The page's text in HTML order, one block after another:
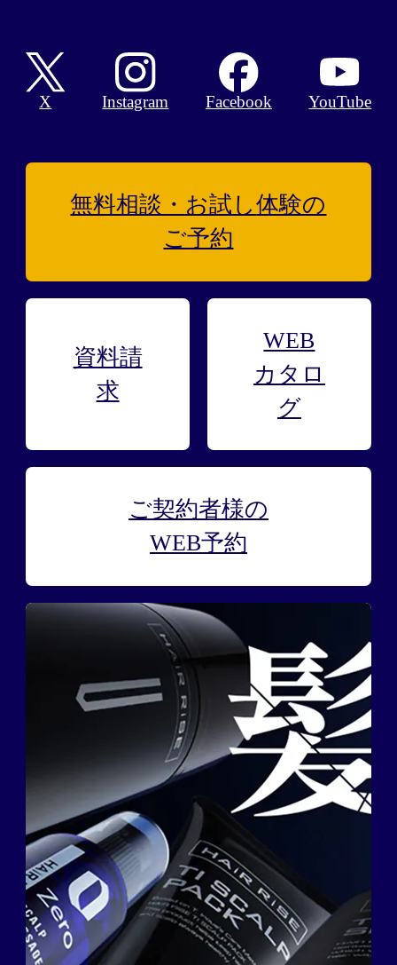
X Instagram Facebook YouTube
無料相談・お試し体験の
ご予約
資料請
求
WEB
カタロ
グ
ご契約者様の
WEB予約